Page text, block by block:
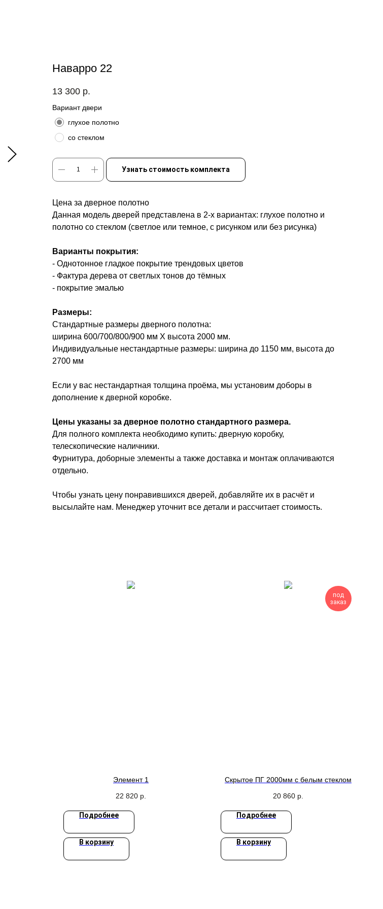
Наварро 22
13 300 р.
Вариант двери
глухое полотно
со стеклом
Узнать стоимость комплекта
Цена за дверное полотно
Данная модель дверей представлена в 2-х вариантах: глухое полотно и
полотно со стеклом (светлое или темное, с рисунком или без рисунка)
Варианты покрытия:
- Однотонное гладкое покрытие трендовых цветов
- Фактура дерева от светлых тонов до тёмных
- покрытие эмалью
Размеры:
Стандартные размеры дверного полотна:
ширина 600/700/800/900 мм Х высота 2000 мм.
Индивидуальные нестандартные размеры: ширина до 1150 мм, высота до
2700 мм
Если у вас нестандартная толщина проёма, мы установим доборы в
дополнение к дверной коробке.
Цены указаны за дверное полотно стандартного размера.
Для полного комплекта необходимо купить: дверную коробку,
телескопические наличники.
Фурнитура, доборные элементы а также доставка и монтаж оплачиваются
отдельно.
Чтобы узнать цену понравившихся дверей, добавляйте их в расчёт и
высылайте нам. Менеджер уточнит все детали и рассчитает стоимость.
Элемент 1
22 820 р.
Подробнее
В корзину
под
заказ
Скрытое ПГ 2000мм с белым стеклом
20 860 р.
Подробнее
В корзину